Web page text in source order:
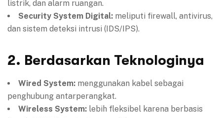
listrik, dan alarm ruangan.
Security System Digital: meliputi firewall, antivirus,
dan sistem deteksi intrusi (IDS/IPS).
2. Berdasarkan Teknologinya
Wired System: menggunakan kabel sebagai
penghubung antarperangkat.
Wireless System: lebih fleksibel karena berbasis